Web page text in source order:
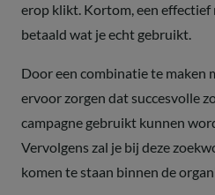
erop klikt. Kortom, een
betaald wat je echt gebruikt.
Door een combinatie te maken
ervoor zorgen dat succesvolle
campagne gebruikt kunnen
Vervolgens zal je bij deze
komen te staan binnen de